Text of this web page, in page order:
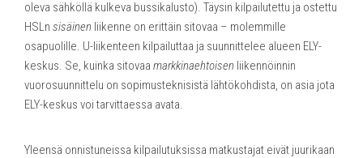
oleva sähköllä kulkeva bussikalusto). Täysin kilpailutettu ja ostettu
HSLn sisäinen liikenne on erittäin sitovaa – molemmille
osapuolille. U-liikenteen kilpailuttaa ja suunnittelee alueen ELY-
keskus. Se, kuinka sitovaa markkinaehtoisen liikennöinnin
vuorosuunnittelu on sopimusteknisistä lähtökohdista, on asia jota
ELY-keskus voi tarvittaessa avata.
Yleensä onnistuneissa kilpailutuksissa matkustajat eivät juurikaan